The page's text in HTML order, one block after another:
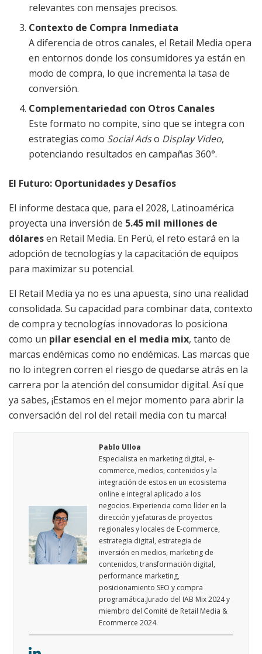
relevantes con mensajes precisos.
Contexto de Compra Inmediata
A diferencia de otros canales, el Retail Media opera
en entornos donde los consumidores ya están en
modo de compra, lo que incrementa la tasa de
conversión.
Complementariedad con Otros Canales
Este formato no compite, sino que se integra con
estrategias como Social Adso Display Video,
potenciando resultados en campañas 360°.
El Futuro: Oportunidades y Desafíos
El informe destaca que, para el 2028, Latinoamérica
proyecta una inversión de 5.45 mil millones de
dólaresen Retail Media. En Perú, el reto estará en la
adopción de tecnologías y la capacitación de equipos
para maximizar su potencial.
El Retail Media ya no es una apuesta, sino una realidad
consolidada. Su capacidad para combinar data, contexto
de compra y tecnologías innovadoras lo posiciona
como un pilar esencial en el media mix, tanto de
marcas endémicas como no endémicas. Las marcas que
no lo integren corren el riesgo de quedarse atrás en la
carrera por la atención del consumidor digital. Así que
ya sabes, ¡Estamos en el mejor momento para abrir la
conversación del rol del retail media con tu marca!
Pablo Ulloa
Especialista en marketing digital, e-
commerce, medios, contenidos y la
integración de estos en un ecosistema
online e integral aplicado a los
negocios. ​Experiencia como líder en la
dirección y jefaturas de proyectos
regionales y locales de E-commerce,
estrategia digital, estrategia de
inversión en medios, marketing de
contenidos, transformación digital,
performance marketing,
posicionamiento SEO y compra
programática.​ Jurado del IAB Mix 2024 y
miembro del Comité de Retail Media &
Ecommerce 2024.